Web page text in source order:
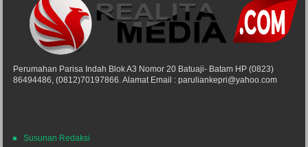
Perumahan Parisa Indah Blok A3 Nomor 20 Batuaji- Batam HP (0823)
86494486, (0812)70197866. Alamat Email : paruliankepri@yahoo.com
Susunan Redaksi